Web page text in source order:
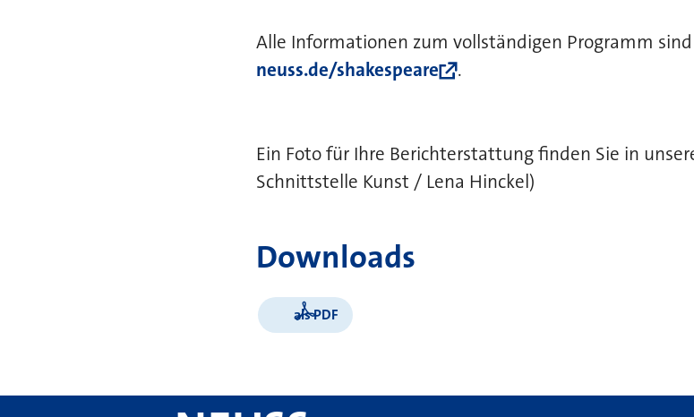
Alle Informationen zum vollständigen Programm
neuss.de/shakespeare
.
Ein Foto für Ihre Berichterstattung finden Sie in
Schnittstelle Kunst / Lena Hinckel)
Downloads
als PDF